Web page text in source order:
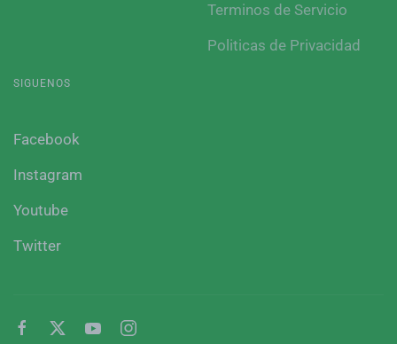
Terminos de Servicio
Politicas de Privacidad
SIGUENOS
Facebook
Instagram
Youtube
Twitter